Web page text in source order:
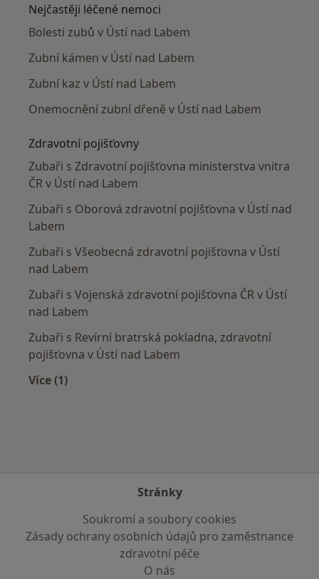
Nejčastěji léčené nemoci
Bolesti zubů v Ústí nad Labem
Zubní kámen v Ústí nad Labem
Zubní kaz v Ústí nad Labem
Onemocnění zubní dřeně v Ústí nad Labem
Zdravotní pojišťovny
Zubaři s Zdravotní pojišťovna ministerstva vnitra
ČR v Ústí nad Labem
Zubaři s Oborová zdravotní pojišťovna v Ústí nad
Labem
Zubaři s Všeobecná zdravotní pojišťovna v Ústí
nad Labem
Zubaři s Vojenská zdravotní pojišťovna ČR v Ústí
nad Labem
Zubaři s Revírní bratrská pokladna, zdravotní
pojišťovna v Ústí nad Labem
Více (1)
Stránky
Soukromí a soubory cookies
Zásady ochrany osobních údajů pro zaměstnance
zdravotní péče
O nás